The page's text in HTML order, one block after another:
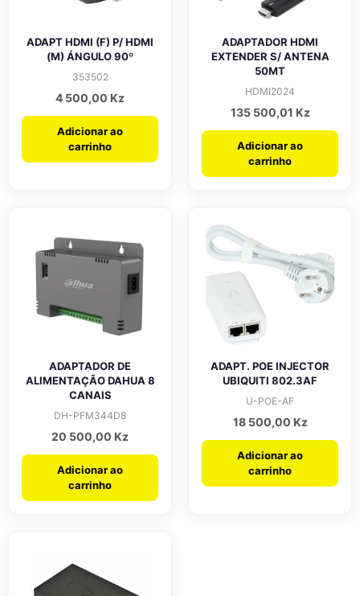
ADAPT HDMI (F) P/ HDMI
(M) ÁNGULO 90º
353502
4 500,00 Kz
Adicionar ao
carrinho
ADAPTADOR HDMI
EXTENDER S/ ANTENA
50MT
HDMI2024
135 500,01 Kz
Adicionar ao
carrinho
ADAPTADOR DE
ALIMENTAÇÃO DAHUA 8
CANAIS
DH-PFM344D8
20 500,00 Kz
Adicionar ao
carrinho
ADAPT. POE INJECTOR
UBIQUITI 802.3AF
U-POE-AF
18 500,00 Kz
Adicionar ao
carrinho